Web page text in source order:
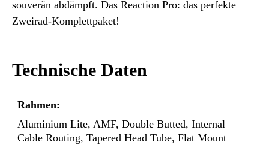
souverän abdämpft. Das Reaction Pro: das perfekte
Zweirad-Komplettpaket!
Technische Daten
Rahmen:
Aluminium Lite, AMF, Double Butted, Internal
Cable Routing, Tapered Head Tube, Flat Mount